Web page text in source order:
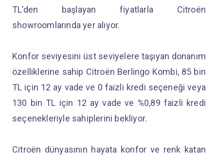
TL’den başlayan fiyatlarla Citroën
showroomlarında yer alıyor.
Konfor seviyesini üst seviyelere taşıyan donanım
özelliklerine sahip Citroën Berlingo Kombi, 85 bin
TL için 12 ay vade ve 0 faizli kredi seçeneği veya
130 bin TL için 12 ay vade ve %0,89 faizli kredi
seçenekleriyle sahiplerini bekliyor.
Citroën dünyasının hayata konfor ve renk katan